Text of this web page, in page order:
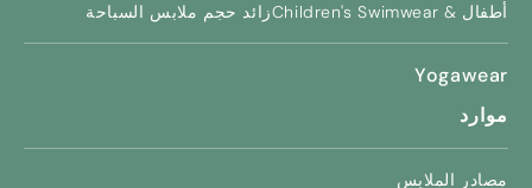
أطفال & Children's Swimwearزائد حجم ملابس السباحة
Yogawear
موارد
مصادر الملابس